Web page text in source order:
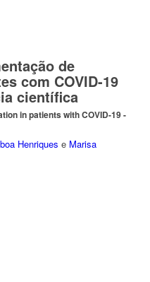
de
com COVID-19
científica
in patients with COVID-19 -
Henriques e Marisa